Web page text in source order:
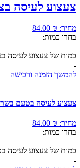
צעצוע לעיסה
מחיר: 84.00 ₪
בחרו כמות:
+
כמות של צעצוע לעיסה
-
להמשך הזמנה ורכישה
צעצוע לעיסה בטעם
מחיר: 84.00 ₪
בחרו כמות:
+
כמות של צעצוע לעיסה
-